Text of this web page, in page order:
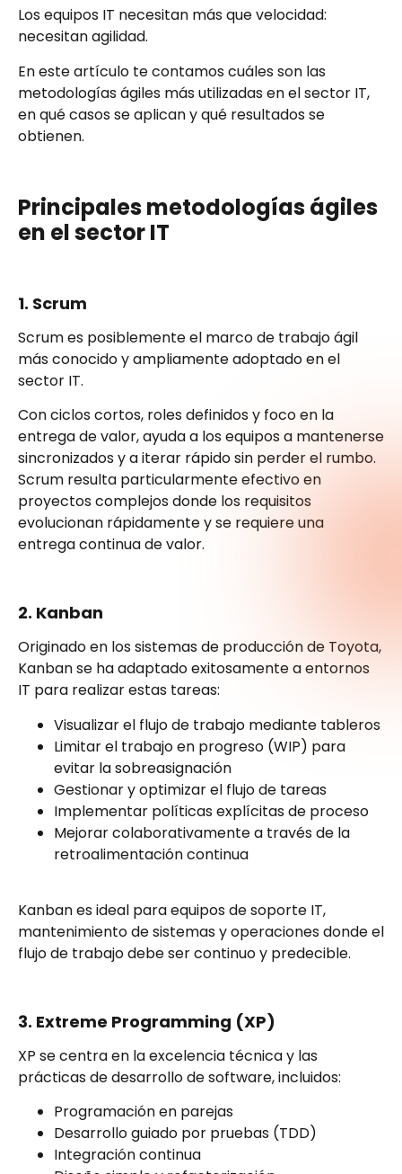
Los equipos IT necesitan más que velocidad:
necesitan agilidad.
En este artículo te contamos cuáles son las
metodologías ágiles más utilizadas en el sector IT,
en qué casos se aplican y qué resultados se
obtienen.
Principales metodologías ágiles
en el sector IT
1. Scrum
Scrum es posiblemente el marco de trabajo ágil
más conocido y ampliamente adoptado en el
sector IT.
Con ciclos cortos, roles definidos y foco en la
entrega de valor, ayuda a los equipos a mantenerse
sincronizados y a iterar rápido sin perder el rumbo.
Scrum resulta particularmente efectivo en
proyectos complejos donde los requisitos
evolucionan rápidamente y se requiere una
entrega continua de valor.
2. Kanban
Originado en los sistemas de producción de Toyota,
Kanban se ha adaptado exitosamente a entornos
IT para realizar estas tareas:
Visualizar el flujo de trabajo mediante tableros
Limitar el trabajo en progreso (WIP) para
evitar la sobreasignación
Gestionar y optimizar el flujo de tareas
Implementar políticas explícitas de proceso
Mejorar colaborativamente a través de la
retroalimentación continua
Kanban es ideal para equipos de soporte IT,
mantenimiento de sistemas y operaciones donde el
flujo de trabajo debe ser continuo y predecible.
3. Extreme Programming (XP)
XP se centra en la excelencia técnica y las
prácticas de desarrollo de software, incluidos:
Programación en parejas
Desarrollo guiado por pruebas (TDD)
Integración continua